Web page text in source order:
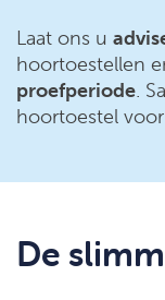
Laat ons u
hoortoestellen
proefperiode.
hoortoestel
De